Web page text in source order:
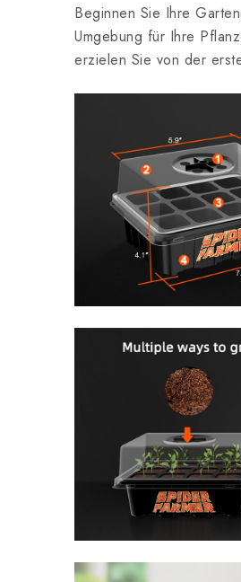
Beginnen Sie Ihre
Umgebung für Ihre
erzielen Sie von der